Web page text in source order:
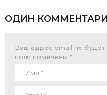
ОДИН
Ваш адрес email не будет
поля помечены *